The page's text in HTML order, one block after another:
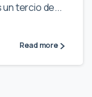
tercio de...
Read more